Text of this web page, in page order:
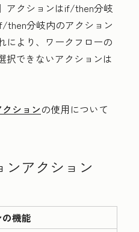
アクションはif/then分岐
then分岐内のアクション
により、ワークフローの
択できないアクションは
ションの使用について
ンアクション
機能